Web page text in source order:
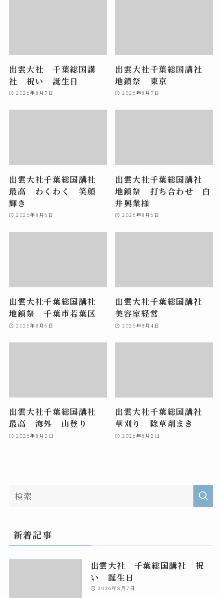
出雲大社 千葉総国講
社 祝い 誕生日
2026年8月7日
出雲大社千葉総国講社
地鎮祭 東京
2026年8月7日
出雲大社千葉総国講社
最高 わくわく 笑顔
輝き
2026年8月6日
出雲大社千葉総国講社
地鎮祭 打ち合わせ 白
井興業様
2026年8月6日
出雲大社千葉総国講社
地鎮祭 千葉市若葉区
2026年8月6日
出雲大社千葉総国講社
美容室経営
2026年8月4日
出雲大社千葉総国講社
最高 海外 山登り
2026年8月2日
出雲大社千葉総国講社
草刈り 除草剤まき
2026年8月2日
新着記事
出雲大社 千葉総国講社 祝
い 誕生日
2026年8月7日